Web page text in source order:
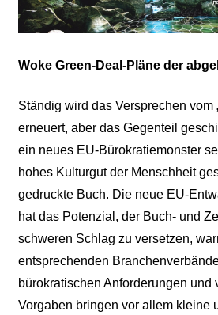
Woke Green-Deal-Pläne der
Ständig wird das Versprechen vom
erneuert, aber das Gegenteil
ein neues EU-Bürokratiemonster
hohes Kulturgut der Menschheit
gedruckte Buch. Die neue EU-
hat das Potenzial, der Buch- und
schweren Schlag zu versetzen,
entsprechenden
bürokratischen Anforderungen und
Vorgaben bringen vor allem kleine